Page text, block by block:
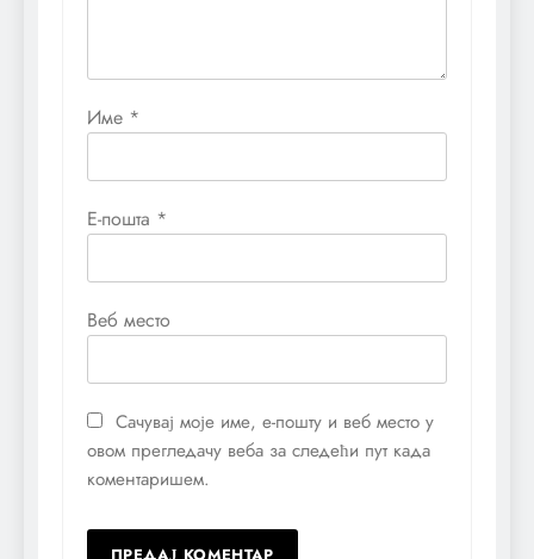
Име *
Е-пошта *
Веб место
Сачувај моје име, е-пошту и веб место у
овом прегледачу веба за следећи пут када
коментаришем.